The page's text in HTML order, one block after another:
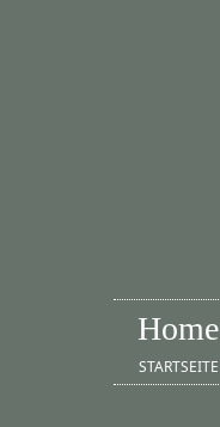
Home
STARTSEITE